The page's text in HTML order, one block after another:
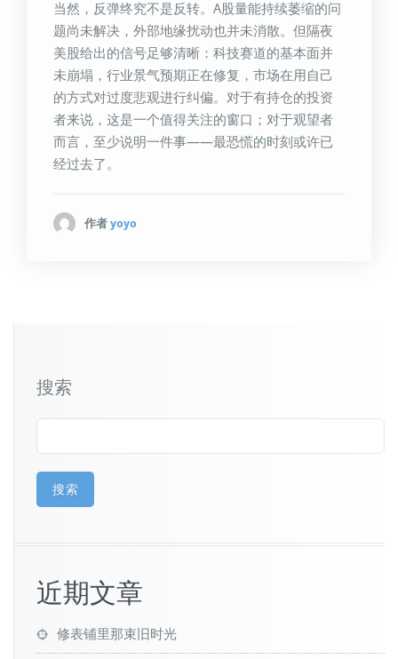
当然，反弹终究不是反转。A股量能持续萎缩的问
题尚未解决，外部地缘扰动也并未消散。但隔夜
美股给出的信号足够清晰：科技赛道的基本面并
未崩塌，行业景气预期正在修复，市场在用自己
的方式对过度悲观进行纠偏。对于有持仓的投资
者来说，这是一个值得关注的窗口；对于观望者
而言，至少说明一件事——最恐慌的时刻或许已
经过去了。
作者 yoyo
搜索
搜索
近期文章
修表铺里那束旧时光